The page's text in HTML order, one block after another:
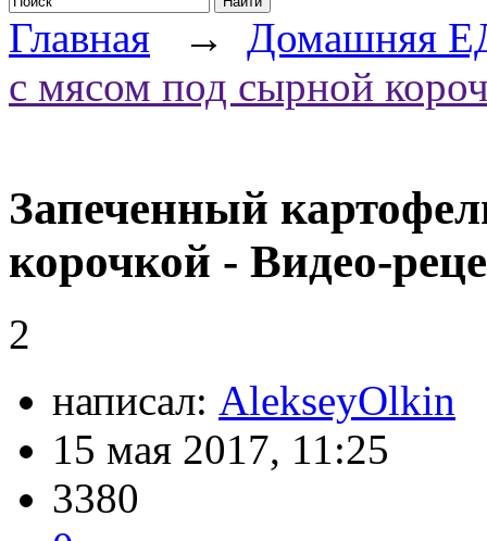
Главная → Домашняя
с мясом под сырной
Запеченный
корочкой - Видео-
2
написал: AlekseyOlkin
15 мая 2017, 11:25
3380